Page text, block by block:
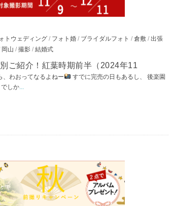
トウェディング / フォト婚 / ブライダルフォト /倉敷 /出張
岡山 /撮影 /結婚式
ご紹介！紅葉時期前半（2024年11
、わおってなるよねー
すでに完売の日もあるし、 後楽園
しか...